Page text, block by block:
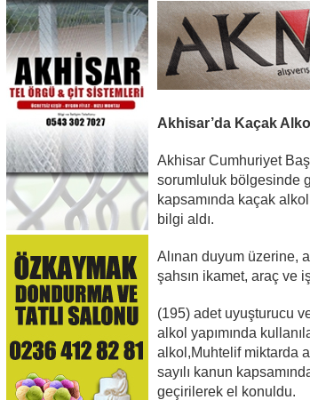
Akhisar’da Kaçak
Akhisar Cumhuriyet
sorumluluk bölgesinde
kapsamında kaçak
bilgi aldı.
Alınan duyum üzerine,
şahsın ikamet, araç ve
(195) adet uyuşturucu
alkol yapımında
alkol,Muhtelif miktarda
sayılı kanun
geçirilerek el konuldu.